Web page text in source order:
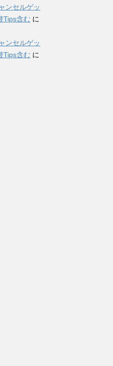
ンセルゲッ
Tips含む に
ンセルゲッ
Tips含む に